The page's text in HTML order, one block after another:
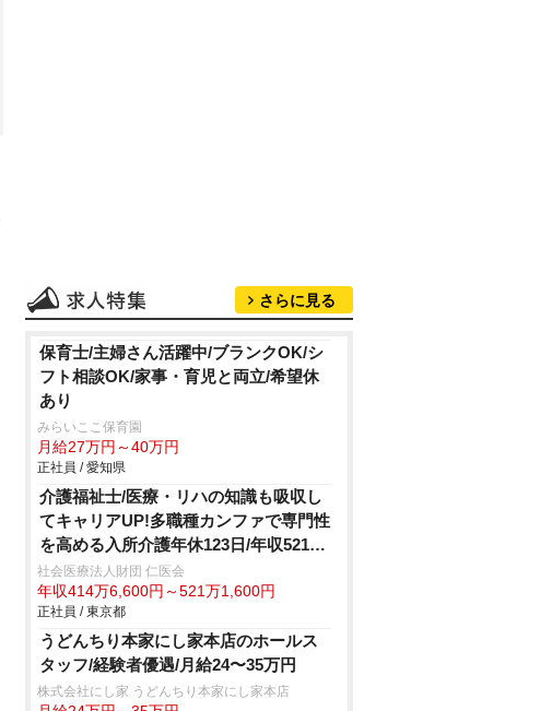
さらに見る
保育士/主婦さん活躍中/ブランクOK/シ
フト相談OK/家事・育児と両立/希望休
あり
みらいここ保育園
月給27万円～40万円
正社員 / 愛知県
介護福祉士/医療・リハの知識も吸収し
てキャリアUP!多職種カンファで専門性
を高める入所介護年休123日/年収521万
可
社会医療法人財団 仁医会
年収414万6,600円～521万1,600円
正社員 / 東京都
うどんちり本家にし家本店のホールス
タッフ/経験者優遇/月給24〜35万円
株式会社にし家 うどんちり本家にし家本店